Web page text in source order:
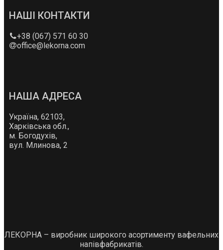
НАШІ КОНТАКТИ
+38 (067) 571 60 30
office@lekorna.com
НАША АДРЕСА
Україна, 62103,
Харківська обл.,
м. Богодухів,
вул. Млинова, 2
ЛЕКОРНА – виробник широкого асортименту вафельних
напівфабрикатів.